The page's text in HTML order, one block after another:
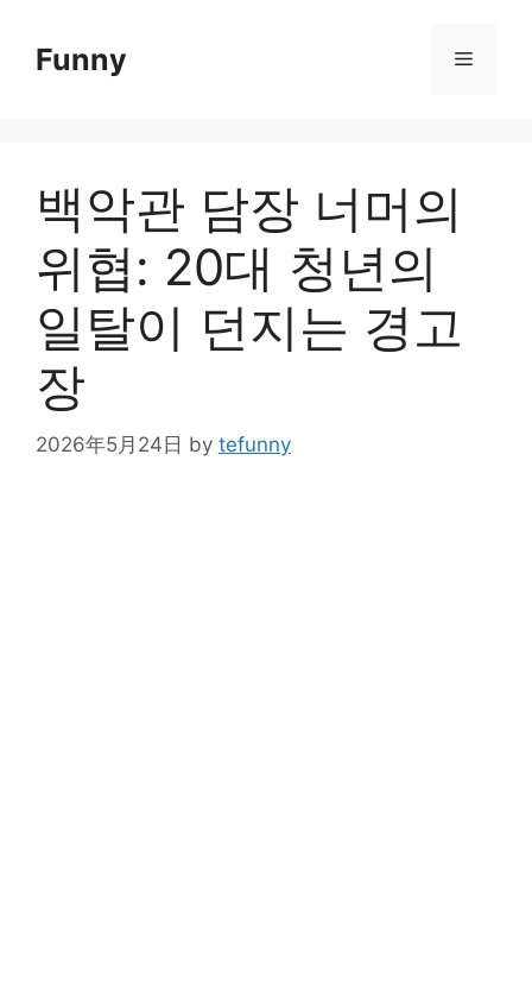
contentFunny Menu
백악관 담장 너머의
위협: 20대 청년의
일탈이 던지는 경고
장
2026年5月24日 by tefunny